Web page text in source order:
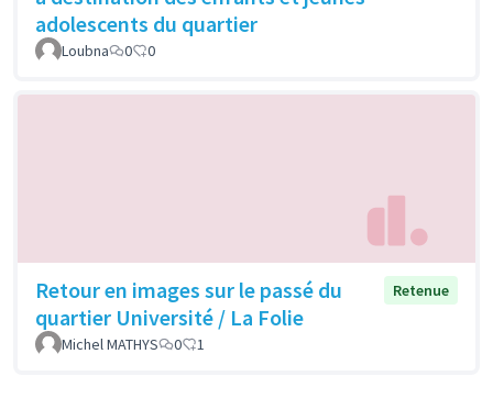
adolescents du quartier
Loubna 0 0
Retour en images sur le passé du
quartier Université / La Folie
Retenue
Michel MATHYS 0 1